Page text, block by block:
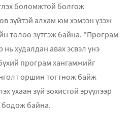
боломжтой болгож
зүйтэй алхам юм хэмээн үзэж
төлөө зүтгэж байна. "Програм
худалдан авах эсвэл үнэ
програм хангамжийг
оршин тогтнож байж
ухаан зүй зохистой эрүүлээр
бодож байна.